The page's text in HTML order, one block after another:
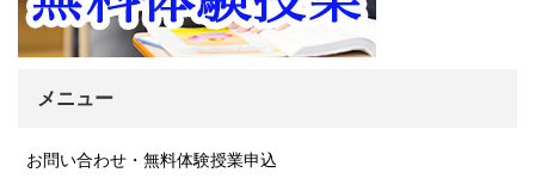
メニュー
お問い合わせ・無料体験授業申込